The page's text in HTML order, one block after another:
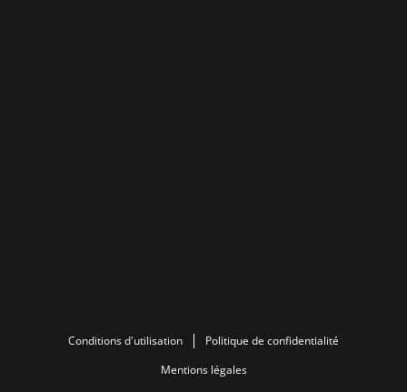
Conditions d'utilisation
Politique de confidentialité
Mentions légales